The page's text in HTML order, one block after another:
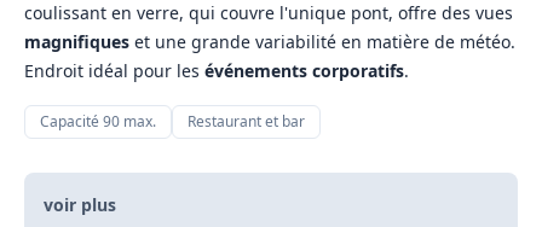
coulissant en verre, qui couvre l'unique pont, offre des vues
magnifiques et une grande variabilité en matière de météo.
Endroit idéal pour les événements corporatifs.
Capacité 90 max. Restaurant et bar
voir plus